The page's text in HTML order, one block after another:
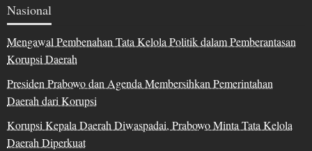
Nasional
Mengawal Pembenahan Tata Kelola Politik dalam Pemberantasan
Korupsi Daerah
Presiden Prabowo dan Agenda Membersihkan Pemerintahan
Daerah dari Korupsi
Korupsi Kepala Daerah Diwaspadai, Prabowo Minta Tata Kelola
Daerah Diperkuat